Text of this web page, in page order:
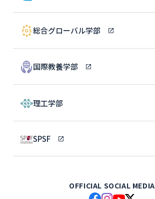
総合グローバル学部
国際教養学部
理工学部
SPSF
OFFICIAL SOCIAL MEDIA